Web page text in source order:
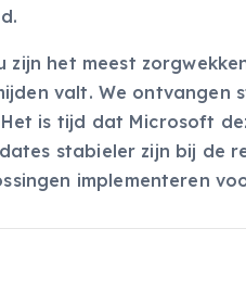
zijn het meest
valt. We ontvangen
is tijd dat Microsoft
stabieler zijn bij de
implementeren